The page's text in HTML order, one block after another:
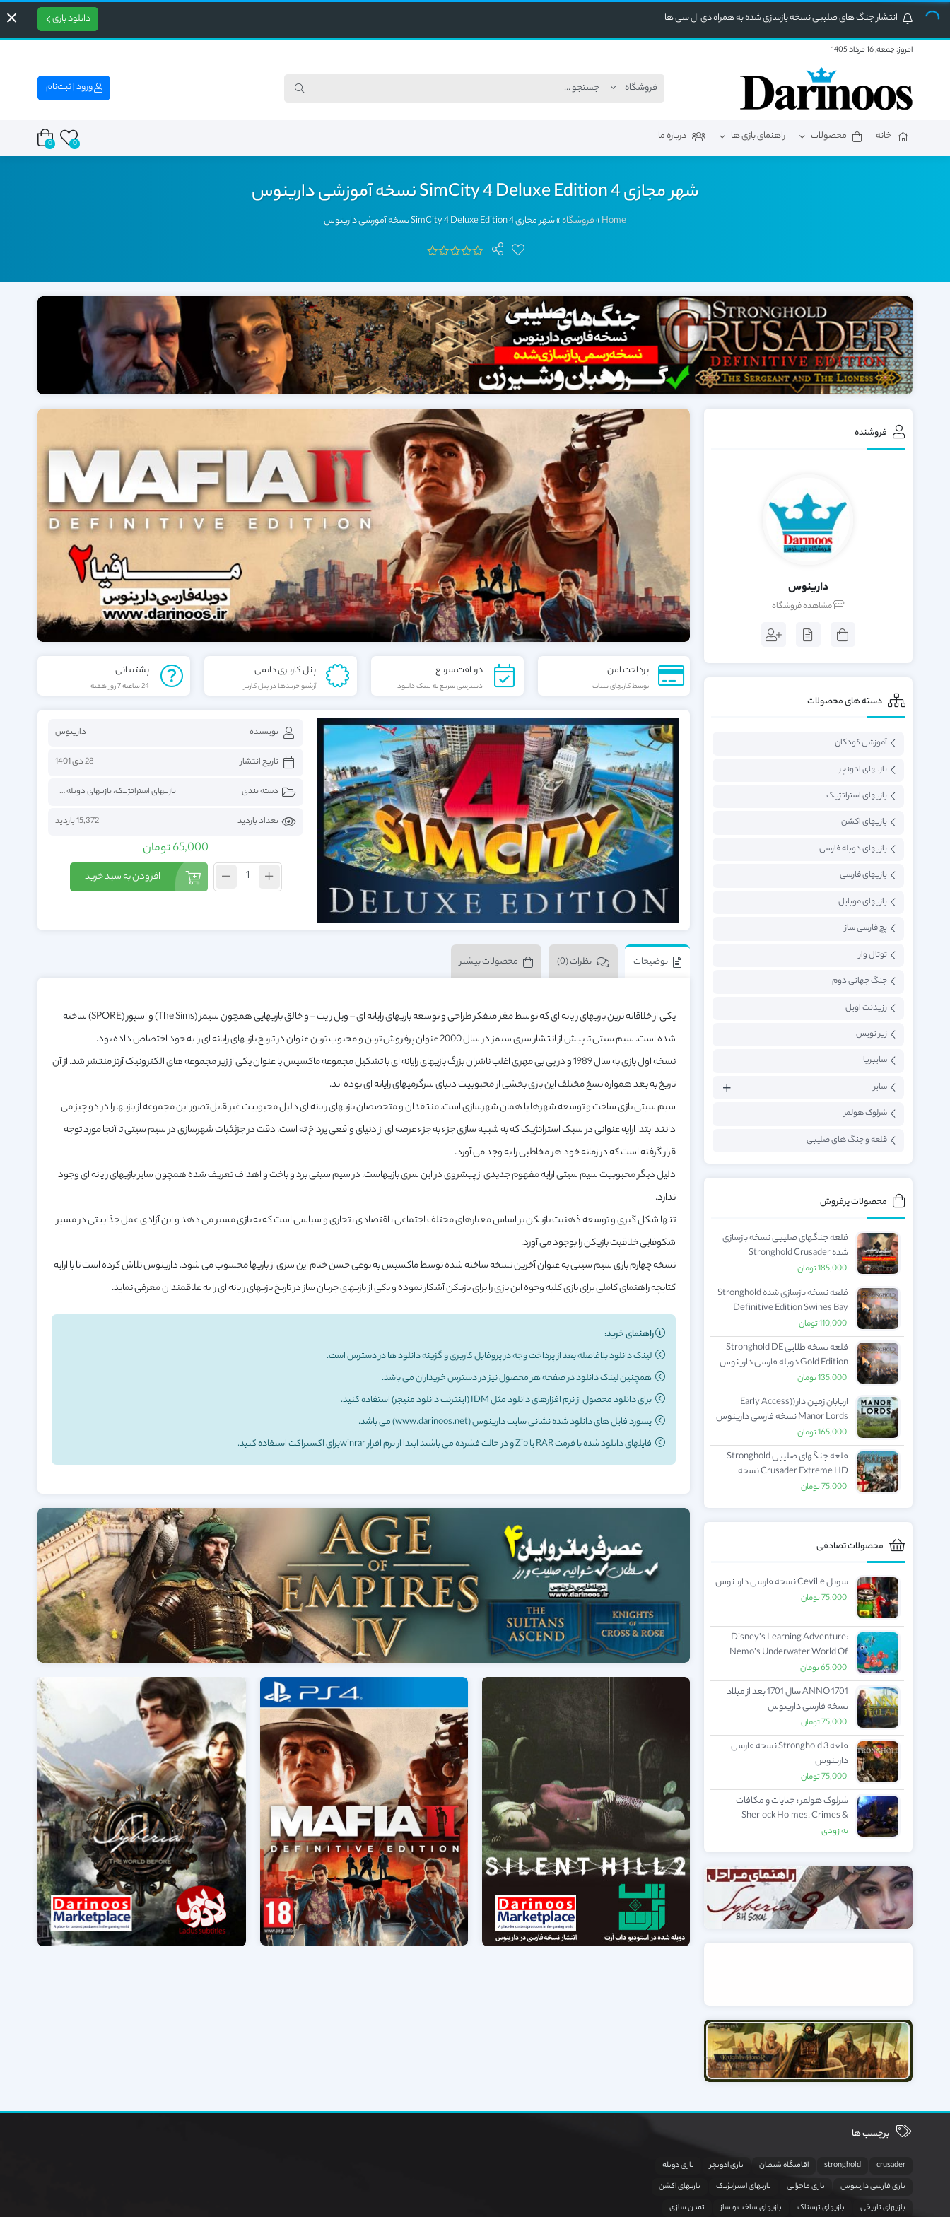
انتشار جنگ های صلیبی نسخه بازسازی شده به همراه دی ال سی ها دانلود بازی
امروز:جمعه, 16 مرداد 1405
ورود | ثبت‌نام
خانه محصولات راهنمای بازی ها درباره ما
0
0
شهر مجازی 4 SimCity 4 Deluxe Edition نسخه آموزشی دارینوس
Home
»فروشگاه»شهر مجازی 4 SimCity 4 Deluxe Edition نسخه آموزشی دارینوس
پرداخت امن
توسط کارتهای شتاب
دریافت سریع
دسترسی سریع به لینک دانلود
پنل کاربری دایمی
آرشیو خریدها در پنل کاربر
پشتیبانی
24 ساعته 7 روز هفته
نویسنده دارینوس
تاریخ انتشار 28 دی 1401
دسته بندی بازیهای استراتژیک،بازیهای دوبله فارسی
تعداد بازدید 15,372 بازدید
65,000تومان
افزودن به سبد خرید
توضیحات نظرات (0) محصولات بیشتر
یکی از خلاقانه ترین بازیهای رایانه ای که توسط مغز متفکر طراحی و توسعه بازیهای رایانه ای – ویل رایت – و خالق بازیهایی همچون سیمز (The Sims) و اسپور (SPORE) ساخته
شده است. سیم سیتی تا پیش از انتشار سری سیمز در سال 2000 عنوان پرفروش ترین و محبوب ترین عنوان در تاریخ بازیهای رایانه ای را به خود اختصاص داده بود.
نسخه اول بازی به سال 1989 و در پی بی مهری اغلب ناشران بزرگ بازیهای رایانه ای با تشکیل مجموعه ماکسیس با عنوان یکی از زیر مجموعه های الکترونیک آرتز منتشر شد. از آن
تاریخ به بعد همواره نسخ مختلف این بازی بخشی از محبوبیت دنیای سرگرمیهای رایانه ای بوده اند.
سیم سیتی بازی ساخت و توسعه شهرها یا همان شهرسازی است. منتقدان و متخصصان بازیهای رایانه ای دلیل محبوبیت غیر قابل تصور این مجموعه از بازیها را در دو چیز می
دانند ابتدا ارایه عنوانی در سبک استراتژیک که به شبیه سازی جزء به جزء عرصه ای از دنیای واقعی پرداخ ته است. دقت در جزئئیات شهرسازی در سیم سیتی تا آنجا مورد توجه
قرار گرفته است که در زمانه خود هر مخاطبی را به وجد می آورد.
دلیل دیگر محبوبیت سیم سیتی ارایه مفهوم جدیدی از پیشروی در این سری بازیهاست. در سیم سیتی برد و باخت و اهداف تعریف شده همچون سایر بازیهای رایانه ای وجود
ندارد.
تنها شکل گیری و توسعه ذهنیت بازیکن بر اساس معیارهای مختلف اجتماعی ، اقتصادی ، تجاری و سیاسی است که به بازی مسیر می دهد و این آزادی عمل جذابیتی در مسیر
شکوفایی خلاقیت بازیکن را بوجود می آورد.
نسخه چهارم بازی سیم سیتی به عنوان آخرین نسخه ساخته شده توسط ماکسیس به نوعی حسن ختام این سزی از بازیها محسوب می شود. دارینوس تلاش کرده است تا با ارایه
کتابچه راهنمای کاملی برای بازی کلیه وجوه این بازی را برای بازیکن آشکار نموده و یکی از بازیهای جریان ساز در تاریخ بازیهای رایانه ای را به علاقمندان معرفی نماید.
راهنمای خرید:
لینک دانلود بلافاصله بعد از پرداخت وجه در پروفایل کاربری و گزینه دانلود ها در دسترس است.
همچنین لینک دانلود در صفحه هر محصول نیز در دسترس خریداران می باشد.
برای دانلود محصول از نرم افزارهای دانلود مثل IDM (اینترنت دانلود منیجر) استفاده کنید.
پسورد فایل های دانلود شده نشانی سایت دارینوس (www.darinoos.net) می باشد.
فایلهای دانلود شده با فرمت RAR یا Zip و در حالت فشرده می باشند ابتدا از نرم افزار winrarبرای اکستراکت استفاده کنید.
فروشنده
دارینوس
مشاهده فروشگاه
دسته های محصولات
آموزشی کودکان
بازیهای ادونچر
بازیهای استراتژیک
بازیهای اکشن
بازیهای دوبله فارسی
بازیهای فارسی
بازیهای موبایل
پچ فارسی ساز
توتال وار
جنگ جهانی دوم
رزیدنت اویل
زیر نویس
سایبریا
سایر
شرلوک هولمز
قلعه و جنگ های صلیبی
محصولات پرفروش
قلعه جنگهای صلیبی نسخه بازسازی
شده Stronghold Crusader
دارینوس
185,000تومان
قلعه نسخه بازسازی شده Stronghold
Definitive Edition Swines Bay
دوبله فارسی دارینوس
110,000تومان
قلعه نسخه طلایی Stronghold DE
Gold Edition دوبله فارسی دارینوس
135,000تومان
اربابان زمین دار (Early Access)
Manor Lords نسخه فارسی دارینوس
165,000تومان
قلعه جنگهای صلیبی Stronghold
Crusader Extreme HD نسخه
فارسی دارینوس
75,000تومان
محصولات تصادفی
سویل Ceville نسخه فارسی دارینوس
75,000تومان
Disney’s Learning Adventure:
Nemo’s Underwater World Of
Fun نمو در دنیای سرگرمی های زیر آب
نسخه فارسی دارینوس
65,000تومان
ANNO 1701 سال 1701 بعد از میلاد
نسخه فارسی دارینوس
75,000تومان
قلعه Stronghold 3 نسخه فارسی
دارینوس
75,000تومان
شرلوک هولمز : جنایات و مکافات
Sherlock Holmes: Crimes &
Punishments نسخه فارسی دارینوس
به زودی
برچسب ها
crusader
stronghold اقامتگاه شیطان بازی ادونچر
بازی دوبله
بازی فارسی دارینوس
بازی ماجرایی بازیهای استراتژیک
بازیهای اکشن
بازیهای تاریخی
بازیهای ترسناک بازیهای ساخت و ساز تمدن سازی